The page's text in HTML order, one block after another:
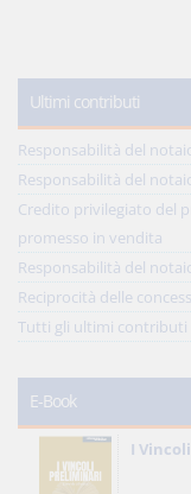
Ultimi contributi
Responsabilità del
Responsabilità del
Credito privilegiato del
promesso in vendita
Responsabilità del
Reciprocità delle
Tutti gli ultimi contributi
E-Book
I